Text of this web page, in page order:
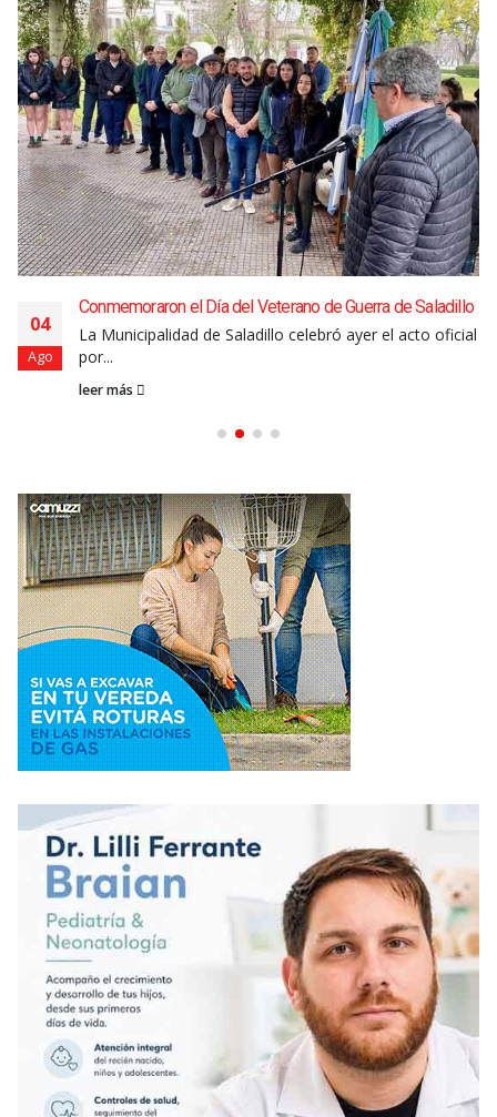
04
Ago
Conmemoraron el Día del Veterano de Guerra de Saladillo
La Municipalidad de Saladillo celebró ayer el acto oficial
por...
leer más